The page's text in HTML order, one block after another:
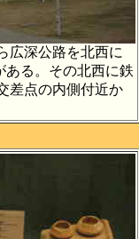
広深公路を北西に
ある。その北西に鉄
差点の内側付近か